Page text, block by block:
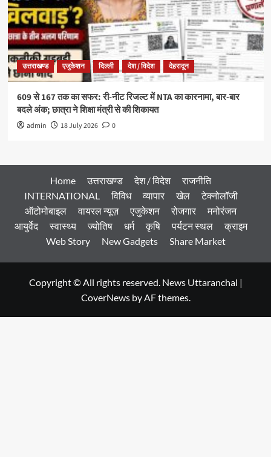
उत्तराखण्ड एजुकेशन दिल्ली देश / विदेश देहरादून
609 से 167 तक का सफर: री-नीट रिजल्ट में NTA का कारनामा, बार-बार
बदले अंक; छात्रा ने शिक्षा मंत्री से की शिकायत
admin 18 July 2026 0
Home उत्तराखण्ड देश / विदेश
राजनीति
INTERNATIONAL
विविध व्यापार खेल
टेक्नोलॉजी
ऑटोमोबाइल
वायरल न्यूज़ एजुकेशन रोजगार
मनोरंजन
आयुर्वेद
स्वास्थ्य ज्योतिष धर्म कृषि पर्यटन स्थल
क्राइम
Web Story
New Gadgets Share Market
Copyright © All rights reserved. News Uttaranchal |
CoverNewsby AF themes.